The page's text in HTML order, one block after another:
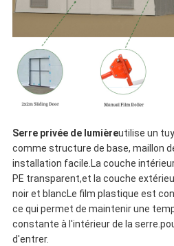
Serre privée de lumièreutilise un
comme structure de base, maillon
installation facile.La couche
PE transparent,et la couche
noir et blancLe film plastique est
ce qui permet de maintenir une
constante à l'intérieur de la
d'entrer.